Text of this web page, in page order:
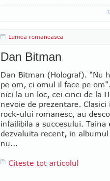
Lumea romaneasca
Dan Bitman
Dan Bitman (Holograf). "Nu
pe om, ci omul il face pe
nici la un loc, cei cinci de la
nevoie de prezentare.
rock-ului romanesc, au
infailibila a succesului. Taina
dezvaluita recent, in
nu...
Citeste tot articolul